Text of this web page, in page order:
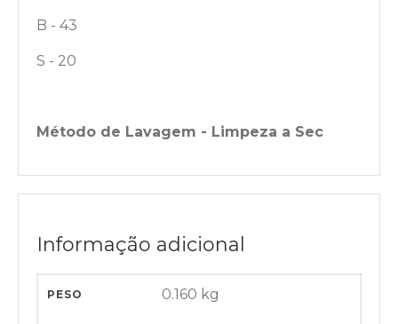
B - 43
S - 20
Método de Lavagem - Limpeza a Sec
Informação adicional
PESO 0.160 kg